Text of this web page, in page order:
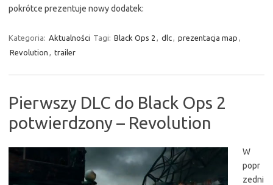
pokrótce prezentuje nowy dodatek:
Kategoria: Aktualności Tagi: Black Ops 2 dlc prezentacja map
Revolution
trailer
Pierwszy DLC do Black Ops 2
potwierdzony – Revolution
W
popr
zedni